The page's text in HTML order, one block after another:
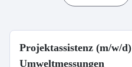
Projektassistenz (m/w/d)
Umweltmessungen